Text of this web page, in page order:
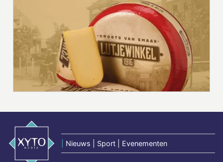
Nieuws | Sport | Evenementen